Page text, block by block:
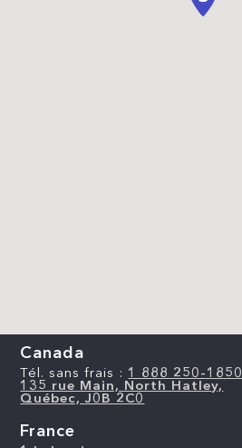
Canada
Tél. sans frais : 1 888 250-1850
135 rue Main, North Hatley,
Québec, J0B 2C0
France